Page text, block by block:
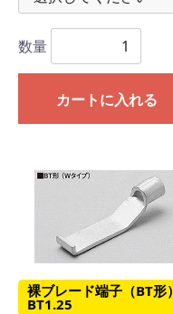
数量
カートに入れる
裸ブレード端子（BT形）
BT1.25